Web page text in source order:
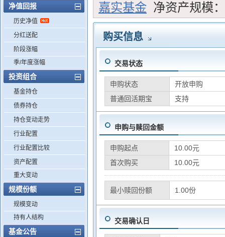
净值回报
历史净值
分红送配
阶段涨幅
季/年度涨幅
投资组合
基金持仓
债券持仓
持仓变动走势
行业配置
行业配置比较
资产配置
重大变动
规模份额
规模变动
持有人结构
基金公告
嘉实基金 净资产规模：
购买信息
交易状态
申购状态
开放申购
普通回活期宝
支持
申购与赎回金额
申购起点
10.00元
首次购买
10.00元
最小赎回份额 1.00份
交易确认日